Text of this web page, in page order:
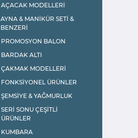
AÇACAK MODELLERİ
AYNA & MANİKÜR SETİ &
BENZERİ
PROMOSYON BALON
BARDAK ALTI
ÇAKMAK MODELLERİ
FONKSİYONEL ÜRÜNLER
ŞEMSİYE & YAĞMURLUK
SERİ SONU ÇEŞİTLİ
ÜRÜNLER
KUMBARA